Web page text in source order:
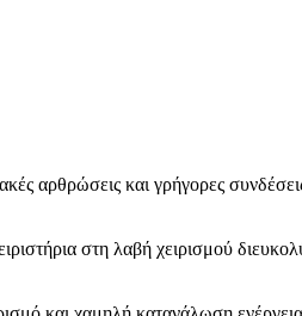
αρθρώσεις και γρήγορες
στη λαβή χειρισμού